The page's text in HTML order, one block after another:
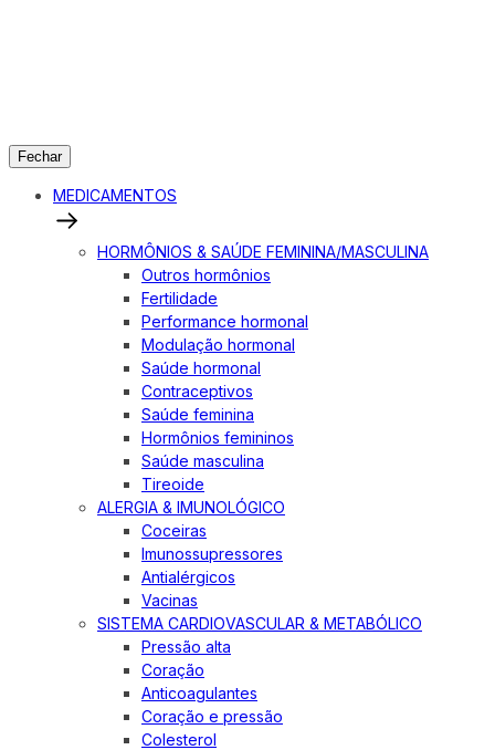
Fechar
MEDICAMENTOS
HORMÔNIOS & SAÚDE FEMININA/MASCULINA
Outros hormônios
Fertilidade
Performance hormonal
Modulação hormonal
Saúde hormonal
Contraceptivos
Saúde feminina
Hormônios femininos
Saúde masculina
Tireoide
ALERGIA & IMUNOLÓGICO
Coceiras
Imunossupressores
Antialérgicos
Vacinas
SISTEMA CARDIOVASCULAR & METABÓLICO
Pressão alta
Coração
Anticoagulantes
Coração e pressão
Colesterol